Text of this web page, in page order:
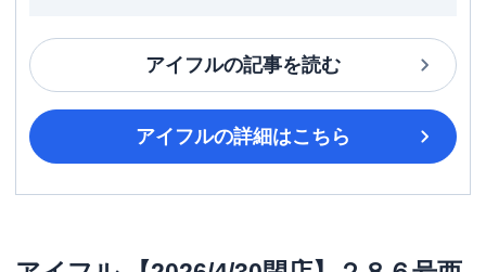
アイフルの記事を読む
アイフルの詳細はこちら